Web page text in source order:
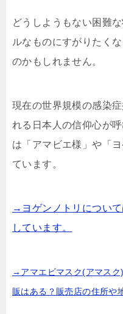
どうしようもない困難
ルなものにすがりたく
のかもしれません。
現在の世界規模の感染
れる日本人の信仰心が
は「アマビエ様」や「
ています。
→ヨゲンノトリについ
しています。
→アマエビマスク(アマスク
販はある？販売店の住所や